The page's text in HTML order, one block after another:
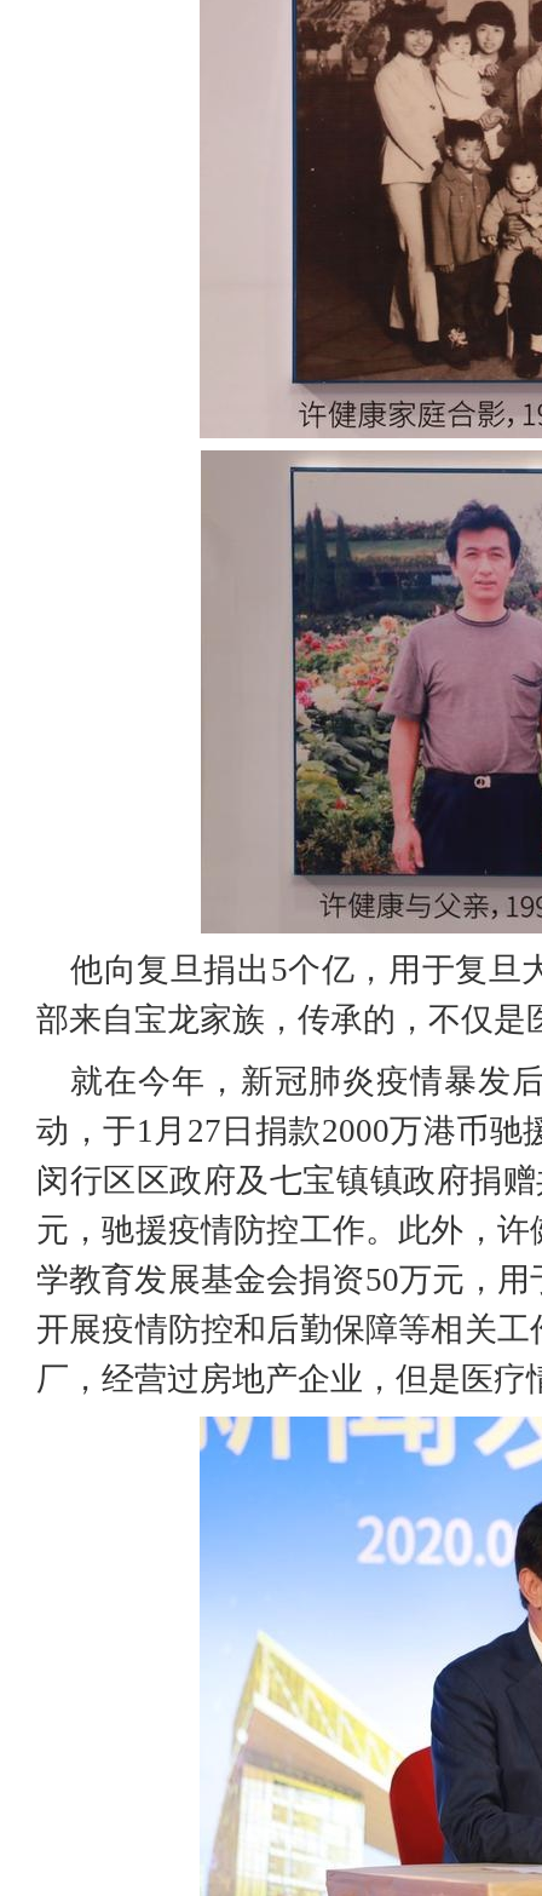
他向复旦捐出5个亿，用于复旦
部来自宝龙家族，传承的，不仅
就在今年，新冠肺炎疫情暴发
动，于1月27日捐款2000万港币
闵行区区政府及七宝镇镇政府捐
元，驰援疫情防控工作。此外，
学教育发展基金会捐资50万元，
开展疫情防控和后勤保障等相关
厂，经营过房地产企业，但是医